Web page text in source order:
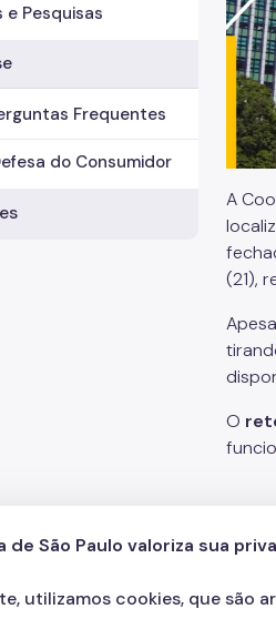
e Pesquisas
Frequentes
do Consumidor
A
(21),
O
Contatos Redes
de São Paulo valoriza sua
utilizamos cookies, que são